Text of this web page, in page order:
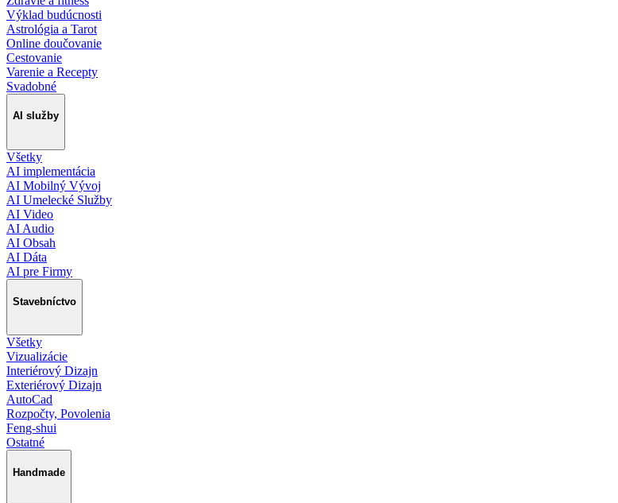
Výklad budúcnosti
Astrológia a Tarot
Online doučovanie
Cestovanie
Varenie a Recepty
Svadobné
AI služby
Všetky
AI implementácia
AI Mobilný Vývoj
AI Umelecké Služby
AI Video
AI Audio
AI Obsah
AI Dáta
AI pre Firmy
Stavebníctvo
Všetky
Vizualizácie
Interiérový Dizajn
Exteriérový Dizajn
AutoCad
Rozpočty, Povolenia
Feng-shui
Ostatné
Handmade